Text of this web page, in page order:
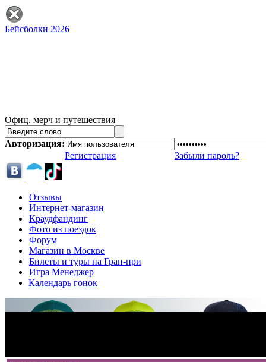
Бейсболки 2026
Офиц. мерч и путешествия
Авторизация:
Регистрация
Забыли пароль?
Отзывы
Интернет-магазин
Краудфандинг
Фото из поездок
Форум
Магазин в Москве
Билеты и туры на Гран-при
Игра Менеджер
Календарь гонок